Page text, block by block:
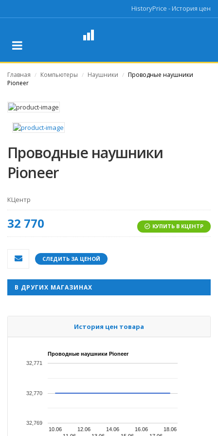
HistoryPrice - История цен
Главная / Компьютеры / Наушники / Проводные наушники
Pioneer
Проводные наушники
Pioneer
КЦентр
32 770 КУПИТЬ В КЦЕНТР
СЛЕДИТЬ ЗА ЦЕНОЙ
В ДРУГИХ МАГАЗИНАХ
История цен товара
Проводные наушники Pioneer
10.06
12.06
14.06
16.06
18.06
32,769
32,770
32,771